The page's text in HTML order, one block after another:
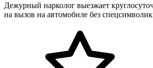
Дежурный нарколог выезжает
на вызов на автомобиле без